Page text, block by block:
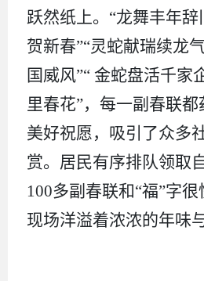
跃然纸上。 “龙舞丰年
贺新春”“灵蛇献瑞续龙
国威风”“ 金蛇盘活千家
里春花”，每一副春联
美好祝愿，吸引了众多
赏。居民有序排队领取
100多副春联和“福”字很
现场洋溢着浓浓的年味